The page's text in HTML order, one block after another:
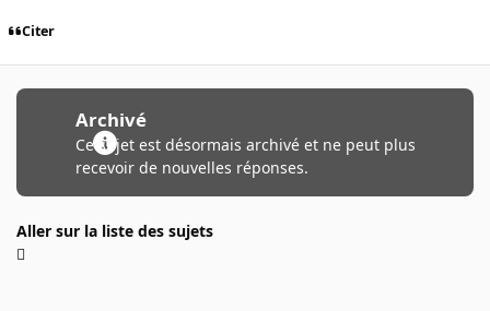
Citer
Archivé
Ce sujet est désormais archivé et ne peut plus
recevoir de nouvelles réponses.
Aller sur la liste des sujets